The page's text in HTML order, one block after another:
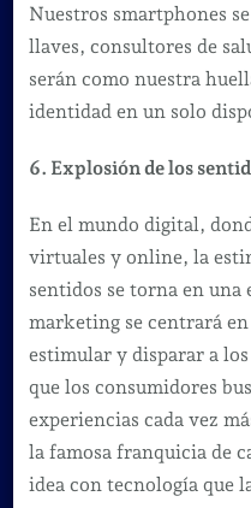
Nuestros smartphones
llaves, consultores de
serán como nuestra
identidad en un solo
6. Explosión de los
En el mundo digital,
virtuales y online, la
sentidos se torna en
marketing se centrará
estimular y disparar a
que los consumidores
experiencias cada vez
la famosa franquicia de
idea con tecnología que